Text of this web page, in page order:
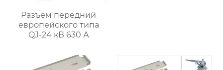
Разъем передний
европейского типа
QJ-24 кВ 630 А